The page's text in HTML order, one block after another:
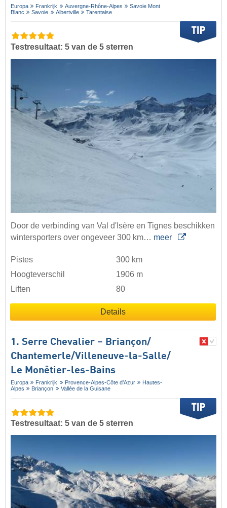
Europa Frankrijk Auvergne-Rhône-Alpes
Savoie Mont
Blanc
Savoie Albertville Tarentaise
Testresultaat: 5 van de 5 sterren
Door de verbinding van Val d'Isère en Tignes beschikken
wintersporters over ongeveer 300 km… meer
Pistes
300 km
Hoogteverschil
1906 m
Liften
80
Details
1. Serre Chevalier – Briançon/​
Chantemerle/​Villeneuve-la-Salle/​
Le Monêtier-les-Bains
Europa Frankrijk Provence-Alpes-Côte d’Azur
Hautes-
Alpes
Briançon Vallée de la Guisane
Testresultaat: 5 van de 5 sterren